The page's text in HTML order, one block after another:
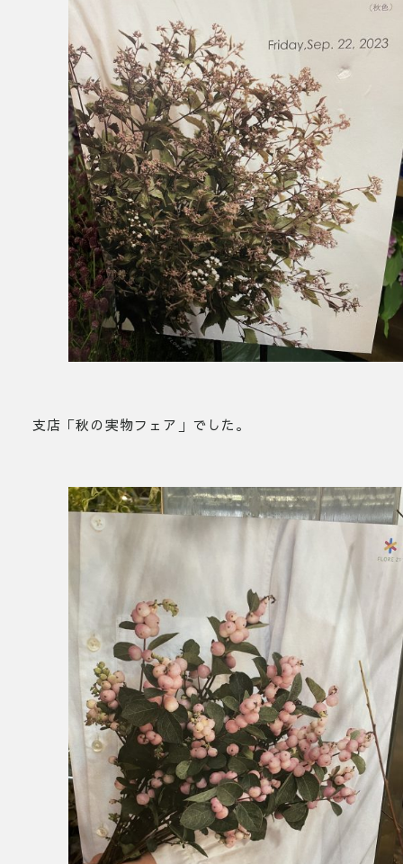
支店「秋の実物フェア」でした。